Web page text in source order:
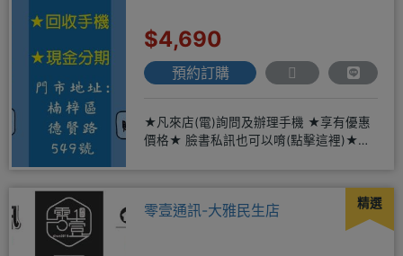
$4,690
預約訂購
★凡來店(電)詢問及辦理手機 ★享有優惠
價格★ 臉書私訊也可以唷(點擊這裡)★免
精選
零壹通訊-大雅民生店